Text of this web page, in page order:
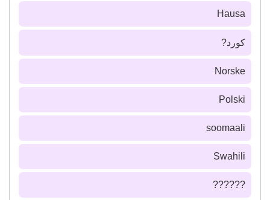
Hausa
كورد?
Norske
Polski
soomaali
Swahili
??????